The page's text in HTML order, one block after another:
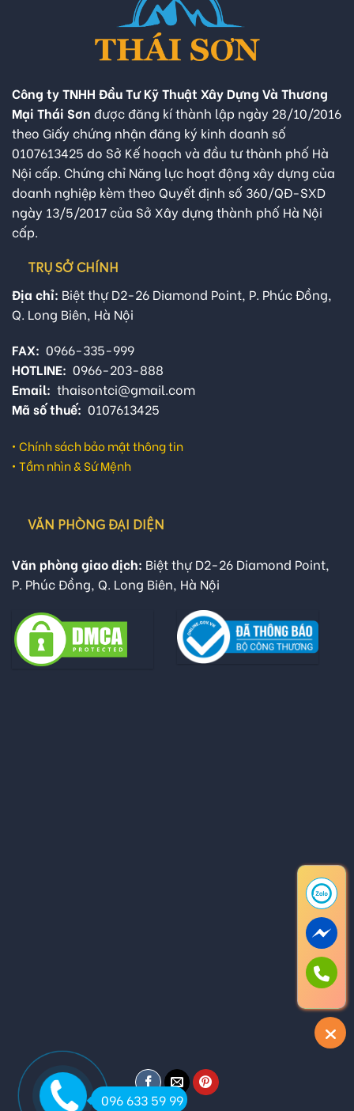
Công ty TNHH Đầu Tư Kỹ Thuật Xây Dựng Và Thương
Mại Thái Sơn được đăng kí thành lập ngày 28/10/2016
theo Giấy chứng nhận đăng ký kinh doanh số
0107613425 do Sở Kế hoạch và đầu tư thành phố Hà
Nội cấp. Chứng chỉ Năng lực hoạt động xây dựng của
doanh nghiệp kèm theo Quyết định số 360/QĐ-SXD
ngày 13/5/2017 của Sở Xây dựng thành phố Hà Nội
cấp.
TRỤ SỞ CHÍNH
Địa chỉ: Biệt thự D2-26 Diamond Point, P. Phúc Đồng,
Q. Long Biên, Hà Nội
FAX: 0966-335-999
HOTLINE: 0966-203-888
Email: thaisontci@gmail.com
Mã số thuế: 0107613425
• Chính sách bảo mật thông tin
• Tầm nhìn & Sứ Mệnh
VĂN PHÒNG ĐẠI DIỆN
Văn phòng giao dịch: Biệt thự D2-26 Diamond Point,
P. Phúc Đồng, Q. Long Biên, Hà Nội
096 633 59 99